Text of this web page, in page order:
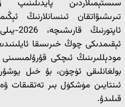
سىستېمىلاردىن پايدىلىنىپ
تىرىشىۋاتقان ئىنسانلارنىڭ
ئېقىمدىكى چوڭ خىرىسقا
مودېللىرىنىڭ ئىچكى
بولغانلىقى ئۈچۈن، بۇ خىل
ئىنتايىن مۈشكۈل بىر تەتقىقات
قىلىدۇ.